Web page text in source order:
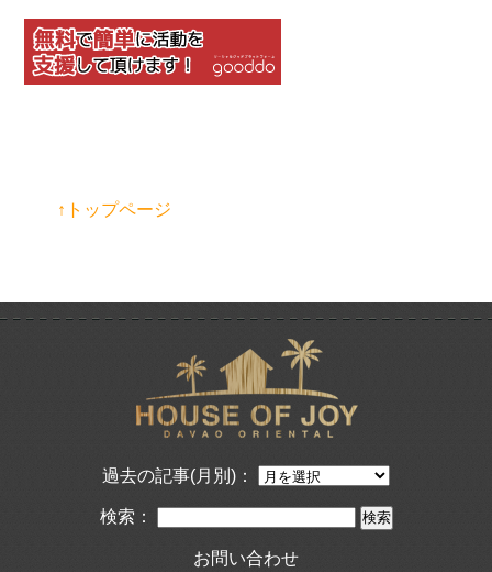
↑トップページ
過去の記事(月別)：
検索：
お問い合わせ